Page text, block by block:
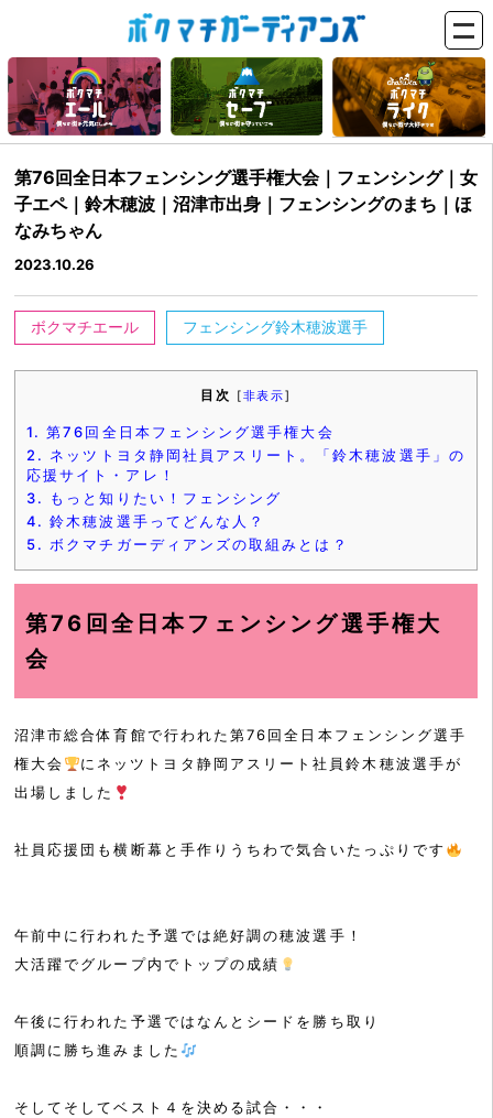
第76回全日本フェンシング選手権大会｜フェンシング｜女
子エペ｜鈴木穂波｜沼津市出身｜フェンシングのまち｜ほ
なみちゃん
2023.10.26
ボクマチエール フェンシング鈴木穂波選手
目次 [非表示]
1. 第76回全日本フェンシング選手権大会
2. ネッツトヨタ静岡社員アスリート。「鈴木穂波選手」の
応援サイト・アレ！
3.
もっと知りたい！フェンシング
4. 鈴木穂波選手ってどんな人？
5. ボクマチガーディアンズの取組みとは？
第76回全日本フェンシング選手権大
会
沼津市総合体育館で行われた第76回全日本フェンシング選手
権大会
にネッツトヨタ静岡アスリート社員鈴木穂波選手が
出場しました
社員応援団も横断幕と手作りうちわで気合いたっぷりです
午前中に行われた予選では絶好調の穂波選手！
大活躍でグループ内でトップの成績
午後に行われた予選ではなんとシードを勝ち取り
順調に勝ち進みました
そしてそしてベスト４を決める試合・・・